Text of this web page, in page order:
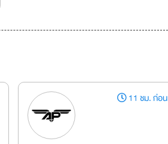
11 ชม. ก่อน